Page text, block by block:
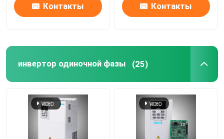
Контакты Контакты
инвертор одиночной фазы (25)